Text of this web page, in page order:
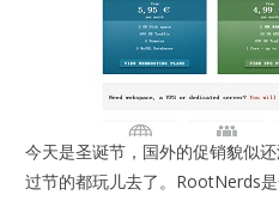
今天是圣诞节，国外的促销貌似
过节的都玩儿去了。RootNerds